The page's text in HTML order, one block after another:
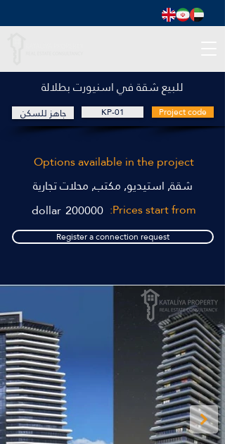
للبيع شقة في اسنيورت بطلالة
جاهز للسكن KP-01 Project code
Options available in the project
شقة, استيديو, مكتب, محلات تجارية
dollar
Prices start from:
200000
Register a connection request